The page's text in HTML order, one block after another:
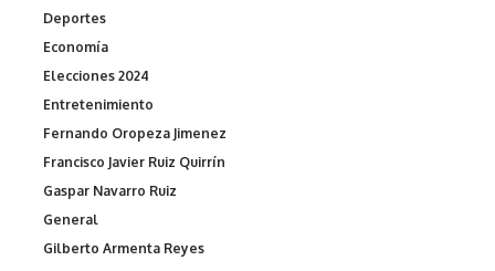
Deportes
Economía
Elecciones 2024
Entretenimiento
Fernando Oropeza Jimenez
Francisco Javier Ruiz Quirrín
Gaspar Navarro Ruiz
General
Gilberto Armenta Reyes